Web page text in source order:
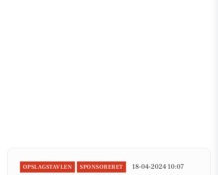
OPSLAGSTAVLEN SPONSORERET 18-04-2024 10:07